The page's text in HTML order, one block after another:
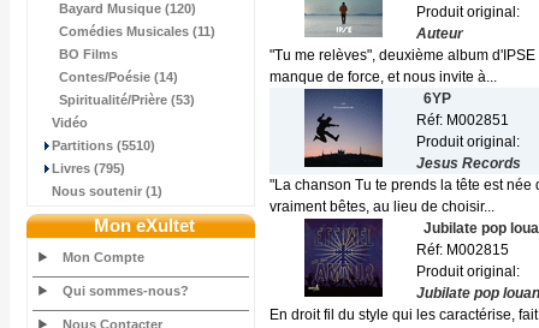
Bayard Musique (120)
Comédies Musicales (11)
BO Films
Contes/Poésie (14)
Spiritualité/Prière (53)
Vidéo
Partitions (5510)
Livres (795)
Nous soutenir (1)
Mon eXultet
Mon Compte
Qui sommes-nous?
Nous Contacter
Produit original:
Auteur
"Tu me relèves", deuxième album
manque de force, et nous invite à...
6YP
Réf: M002851
Produit original:
Jesus Records
"La chanson Tu te prends la tête est
vraiment bêtes, au lieu de choisir...
Jubilate pop
Réf: M002815
Produit original:
Jubilate pop
En droit fil du style qui les caractérise,